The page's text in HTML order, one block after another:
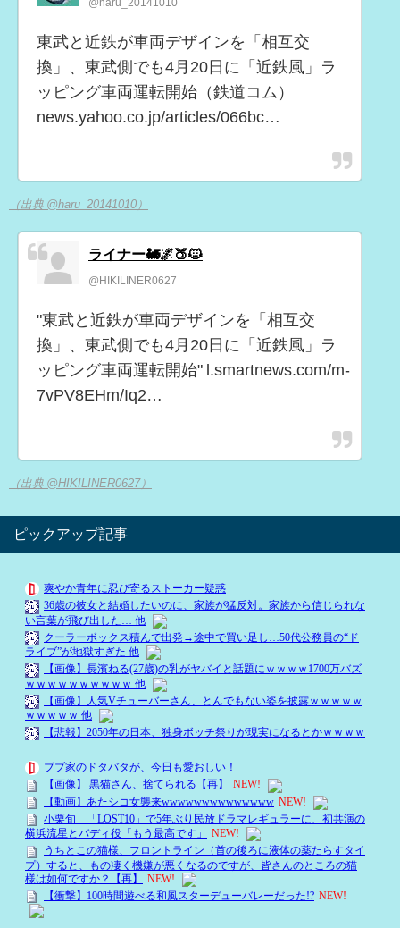
@haru_20141010
東武と近鉄が車両デザインを「相互交
換」、東武側でも4月20日に「近鉄風」ラ
ッピング車両運転開始（鉄道コム）
news.yahoo.co.jp/articles/066bc…
（出典 @haru_20141010）
ライナー🚂🌌🍑🐱
@HIKILINER0627
"東武と近鉄が車両デザインを「相互交
換」、東武側でも4月20日に「近鉄風」ラ
ッピング車両運転開始" l.smartnews.com/m-
7vPV8EHm/Iq2…
（出典 @HIKILINER0627）
ピックアップ記事